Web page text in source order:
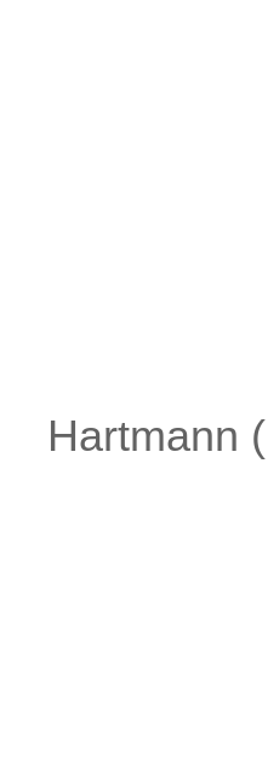
Hartmann